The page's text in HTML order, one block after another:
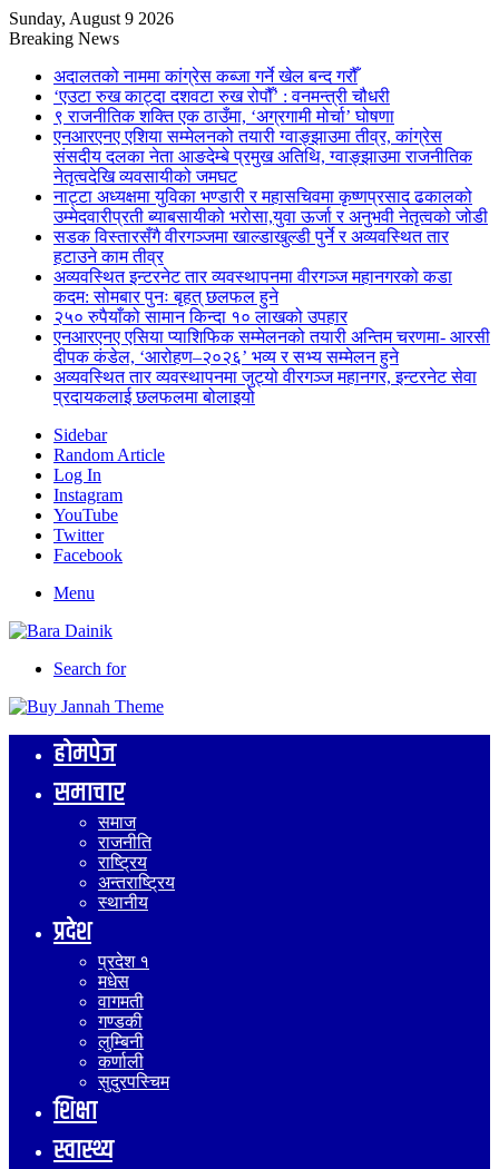
Sunday, August 9 2026
Breaking News
अदालतको नाममा कांग्रेस कब्जा गर्ने खेल बन्द गरौँ
‘एउटा रुख काट्दा दशवटा रुख रोपौँ’ : वनमन्त्री चौधरी
९ राजनीतिक शक्ति एक ठाउँमा, ‘अग्रगामी मोर्चा’ घोषणा
एनआरएनए एशिया सम्मेलनको तयारी ग्वाङ्झाउमा तीव्र, कांग्रेस
संसदीय दलका नेता आङदेम्बे प्रमुख अतिथि, ग्वाङ्झाउमा राजनीतिक
नेतृत्वदेखि व्यवसायीको जमघट
नाट्टा अध्यक्षमा युविका भण्डारी र महासचिवमा कृष्णप्रसाद ढकालको
उम्मेदवारीप्रती ब्याबसायीको भरोसा,युवा ऊर्जा र अनुभवी नेतृत्वको जोडी
सडक विस्तारसँगै वीरगञ्जमा खाल्डाखुल्डी पुर्ने र अव्यवस्थित तार
हटाउने काम तीव्र
अव्यवस्थित इन्टरनेट तार व्यवस्थापनमा वीरगञ्ज महानगरको कडा
कदम: सोमबार पुनः बृहत् छलफल हुने
२५० रुपैयाँको सामान किन्दा १० लाखको उपहार
एनआरएनए एसिया प्याशिफिक सम्मेलनको तयारी अन्तिम चरणमा- आरसी
दीपक कंडेल, ‘आरोहण–२०२६’ भव्य र सभ्य सम्मेलन हुने
अव्यवस्थित तार व्यवस्थापनमा जुट्यो वीरगञ्ज महानगर, इन्टरनेट सेवा
प्रदायकलाई छलफलमा बोलाइयो
Sidebar
Random Article
Log In
Instagram
YouTube
Twitter
Facebook
Menu
Search for
होमपेज
समाचार
समाज
राजनीति
राष्ट्रिय
अन्तराष्ट्रिय
स्थानीय
प्रदेश
प्रदेश १
मधेस
वागमती
गण्डकी
लुम्बिनी
कर्णाली
सुदुरपस्चिम
शिक्षा
स्वास्थ्य